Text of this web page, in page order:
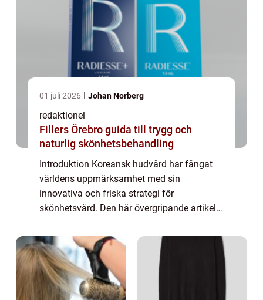
01 juli 2026 Johan Norberg
redaktionel
Fillers Örebro guida till trygg och
naturlig skönhetsbehandling
Introduktion Koreansk hudvård har fångat
världens uppmärksamhet med sin
innovativa och friska strategi för
skönhetsvård. Den här övergripande artikeln
koreansk hudvård, från dess grundläggande
principer till dess ...